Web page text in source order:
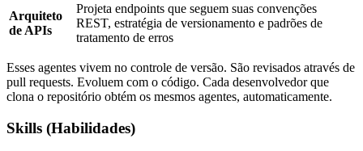
Arquiteto
de APIs
Projeta endpoints que seguem suas convenções
REST, estratégia de versionamento e padrões de
tratamento de erros
Esses agentes vivem no controle de versão. São revisados através de
pull requests. Evoluem com o código. Cada desenvolvedor que
clona o repositório obtém os mesmos agentes, automaticamente.
Skills (Habilidades)